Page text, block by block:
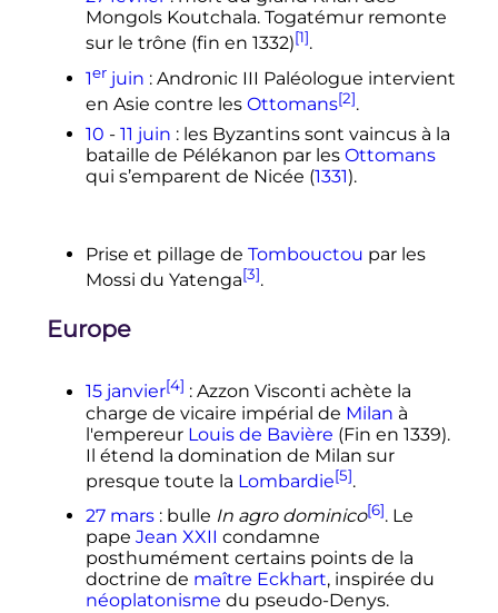
Mongols Koutchala. Togatémur remonte
sur le trône (fin en 1332)[1].
1erjuin : Andronic III Paléologue intervient
en Asie contre les Ottomans[2].
10 - 11 juin : les Byzantins sont vaincus à la
bataille de Pélékanon par les Ottomans
qui s’emparent de Nicée (1331).
Prise et pillage de Tombouctou par les
Mossi du Yatenga[3].
Europe
15 janvier[4] : Azzon Visconti achète la
charge de vicaire impérial de Milan à
l'empereur Louis de Bavière (Fin en 1339).
Il étend la domination de Milan sur
presque toute la Lombardie[5].
27 mars : bulle In agro dominico[6]. Le
pape Jean XXII condamne
posthumément certains points de la
doctrine de maître Eckhart, inspirée du
néoplatonisme du pseudo-Denys.